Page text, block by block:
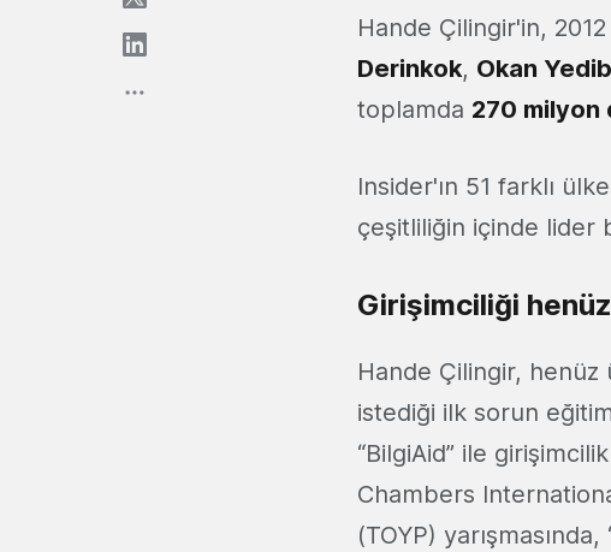
Hande Çilingir'in, 2012
Derinkok, Okan
toplamda 270 milyon
Insider'ın 51 farklı
çeşitliliğin içinde lider
Girişimciliği
Hande Çilingir, henüz
istediği ilk sorun
“BilgiAid” ile
Chambers
(TOYP)